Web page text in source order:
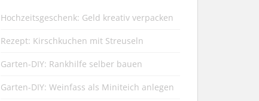
Hochzeitsgeschenk: Geld kreativ verpacken
Rezept: Kirschkuchen mit Streuseln
Garten-DIY: Rankhilfe selber bauen
Garten-DIY: Weinfass als Miniteich anlegen